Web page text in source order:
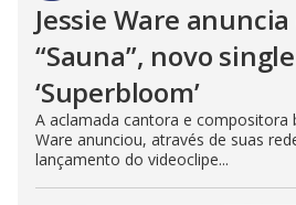
Jessie Ware
“Sauna”, novo
‘Superbloom’
A aclamada cantora e compositora
Ware anunciou, através de suas
lançamento do videoclipe...